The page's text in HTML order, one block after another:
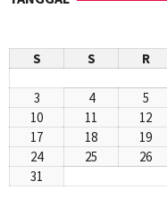
S
S R
3
4 5
10
11 12
17
18 19
24
25 26
31